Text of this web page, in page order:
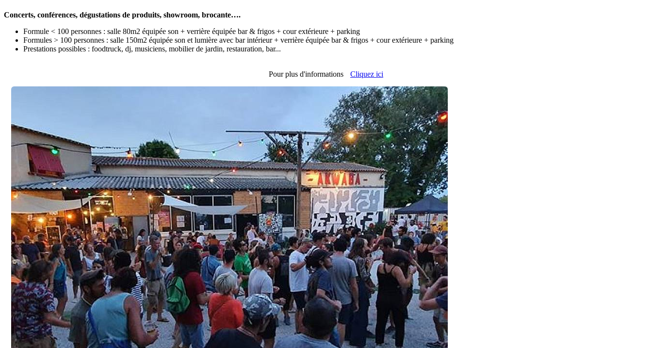
Concerts, conférences, dégustations de produits, showroom, brocante….
Formule < 100 personnes : salle 80m2 équipée son + verrière équipée bar & frigos + cour extérieure + parking
Formules > 100 personnes : salle 150m2 équipée son et lumière avec bar intérieur + verrière équipée bar & frigos + cour extérieure + parking
Prestations possibles : foodtruck, dj, musiciens, mobilier de jardin, restauration, bar...
Pour plus d'informations Cliquez ici